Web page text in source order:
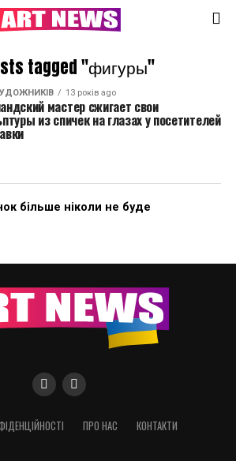
tagged "фигуры"
13 років ago
мастер сжигает свои
из спичек на глазах у посетителей
більше ніколи не буде
ПРО НАС КОНТАКТИ